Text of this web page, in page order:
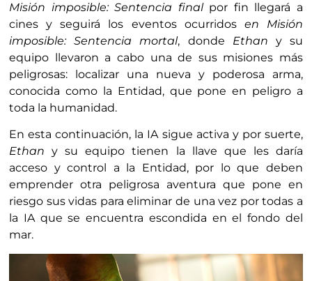
Misión imposible: Sentencia final por fin llegará a
cines y seguirá los eventos ocurridos en Misión
imposible: Sentencia mortal, donde Ethan y su
equipo llevaron a cabo una de sus misiones más
peligrosas: localizar una nueva y poderosa arma,
conocida como la Entidad, que pone en peligro a
toda la humanidad.
En esta continuación, la IA sigue activa y por suerte,
Ethan y su equipo tienen la llave que les daría
acceso y control a la Entidad, por lo que deben
emprender otra peligrosa aventura que pone en
riesgo sus vidas para eliminar de una vez por todas a
la IA que se encuentra escondida en el fondo del
mar.